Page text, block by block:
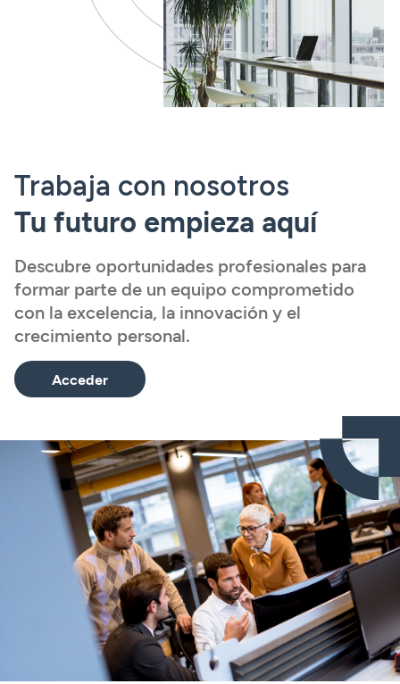
Trabaja con nosotros
Tu futuro empieza aquí
Descubre oportunidades profesionales para
formar parte de un equipo comprometido
con la excelencia, la innovación y el
crecimiento personal.
Acceder